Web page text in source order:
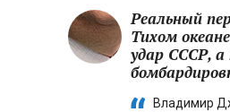
Второй
вновь вышел на
мощность после
оборудования
Реальный
Тихом
удар СССР,
Владимир